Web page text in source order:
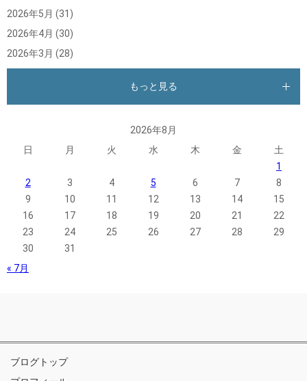
2026年5月 (31)
2026年4月 (30)
2026年3月 (28)
もっと見る
2026年8月
日
月 火 水 木 金
土
1
2
3 4 5 6 7
8
9
10 11 12 13 14
15
16
17 18 19 20 21
22
23
24 25 26 27 28
29
30
31
« 7月
ブログトップ